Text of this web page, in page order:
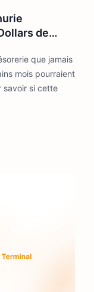
de
que jamais
mois pourraient
savoir si cette